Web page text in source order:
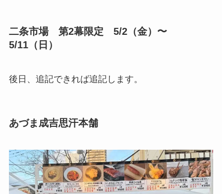
二条市場 第2幕限定 5/2（金）〜
5/11（日）
後日、追記できれば追記します。
あづま成吉思汗本舗